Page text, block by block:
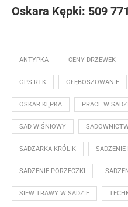
Oskara Kępki: 509
ANTYPKA CENY DRZEWEK
GPS RTK GŁĘBOSZOWANIE
OSKAR KĘPKA PRACE W
SAD WIŚNIOWY
SADZARKA KRÓLIK SADZENIE
SADZENIE PORZECZKI
SIEW TRAWY W SADZIE